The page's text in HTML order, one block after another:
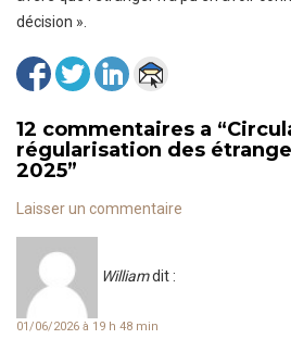
décision ».
12 commentaires a “
régularisation des
2025”
Laisser un commentaire
Williamdit :
01/06/2026 à 19 h 48 min